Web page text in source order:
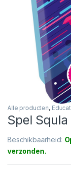
Alle producten,
Spel
Beschikbaarheid: